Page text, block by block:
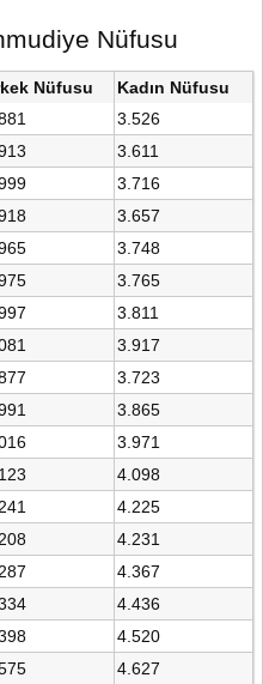
Nüfusu
Nüfusu
Kadın Nüfusu
3.526
3.611
3.716
3.657
3.748
3.765
3.811
3.917
3.723
3.865
3.971
4.098
4.225
4.231
4.367
4.436
4.520
4.627